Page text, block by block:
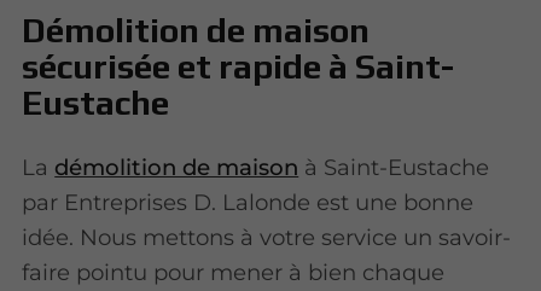
Démolition de maison
sécurisée et rapide à Saint-
Eustache
La démolition de maison à Saint-Eustache
par Entreprises D. Lalonde est une bonne
idée. Nous mettons à votre service un savoir-
faire pointu pour mener à bien chaque